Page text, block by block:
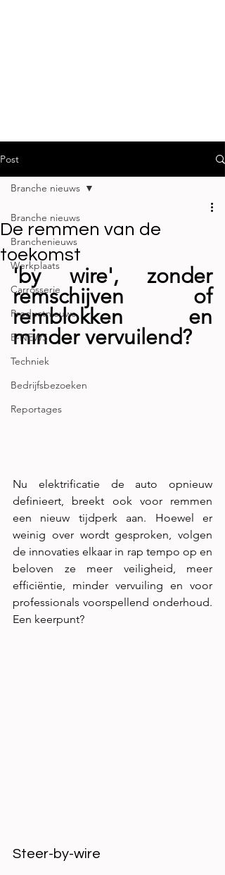
Post
Branche nieuws
Branchenieuws
Werkplaats
Carrosserie
Productnieuws
E-NEWS
Techniek
Bedrijfsbezoeken
Reportages
Branche nieuws
De remmen van de
toekomst
'by wire', zonder
remschijven of
remblokken en
minder vervuilend?
Nu elektrificatie de auto opnieuw
definieert, breekt ook voor remmen
een nieuw tijdperk aan. Hoewel er
weinig over wordt gesproken, volgen
de innovaties elkaar in rap tempo op en
beloven ze meer veiligheid, meer
efficiëntie, minder vervuiling en voor
professionals voorspellend onderhoud.
Een keerpunt?
Steer-by-wire